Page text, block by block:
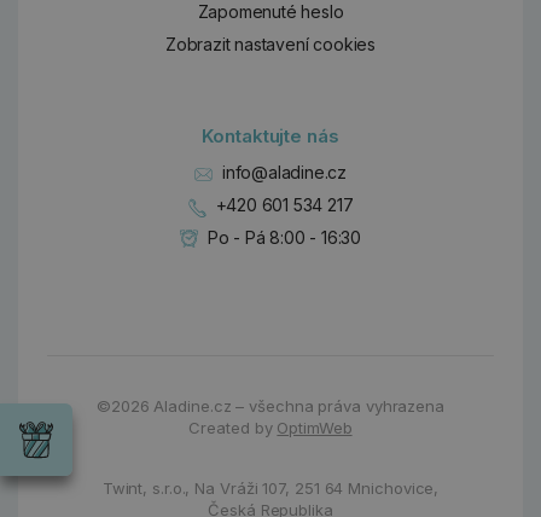
Zapomenuté heslo
Zobrazit nastavení cookies
Kontaktujte nás
info@aladine.cz
+420 601 534 217
Po - Pá 8:00 - 16:30
©2026Aladine.cz – všechna práva vyhrazena
Created by OptimWeb
Twint, s.r.o., Na Vráži 107, 251 64 Mnichovice,
Česká Republika
Wrendale
příležitost
Chci si vybrat